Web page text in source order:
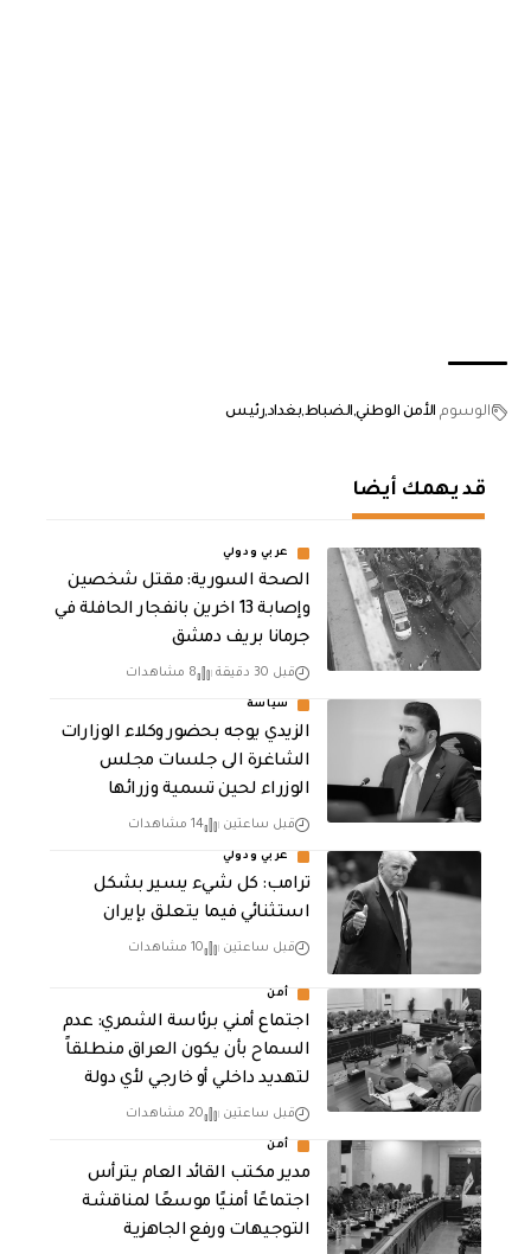
الوسوم الأمن الوطني الضباطبغدادرئيس
قد يهمك أيضا
عربي ودولي
الصحة السورية: مقتل شخصين
وإصابة 13 اخرين بانفجار الحافلة في
جرمانا بريف دمشق
قبل 30 دقيقة 8 مشاهدات
سياسة
الزيدي يوجه بحضور وكلاء الوزارات
الشاغرة الى جلسات مجلس
الوزراء لحين تسمية وزرائها
قبل ساعتين 14 مشاهدات
عربي ودولي
ترامب: كل شيء يسير بشكل
استثنائي فيما يتعلق بإيران
قبل ساعتين 10 مشاهدات
أمن
اجتماع أمني برئاسة الشمري: عدم
السماح بأن يكون العراق منطلقاً
لتهديد داخلي أو خارجي لأي دولة
قبل ساعتين 20 مشاهدات
أمن
مدير مكتب القائد العام يترأس
اجتماعًا أمنيًا موسعًا لمناقشة
التوجيهات ورفع الجاهزية